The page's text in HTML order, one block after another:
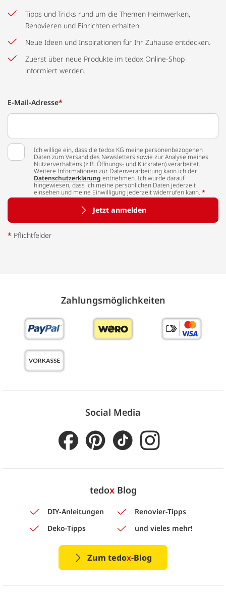
Tipps und Tricks rund um die Themen Heimwerken,
Renovieren und Einrichten erhalten.
Neue Ideen und Inspirationen für Ihr Zuhause entdecken.
Zuerst über neue Produkte im tedox Online-Shop
informiert werden.
E-Mail-Adresse*
Ich willige ein, dass die tedox KG meine personenbezogenen
Daten zum Versand des Newsletters sowie zur Analyse meines
Nutzerverhaltens (z.B. Öffnungs- und Klickraten) verarbeitet.
Weitere Informationen zur Datenverarbeitung kann ich der
Datenschutzerklärung entnehmen. Ich wurde darauf
hingewiesen, dass ich meine persönlichen Daten jederzeit
einsehen und meine Einwilligung jederzeit widerrufen kann. *
Jetzt anmelden
* Pflichtfelder
Zahlungs­möglich­keiten
Social Media
tedoxBlog
DIY-Anleitungen
Renovier-Tipps
Deko-Tipps
und vieles mehr!
Zum tedox-Blog